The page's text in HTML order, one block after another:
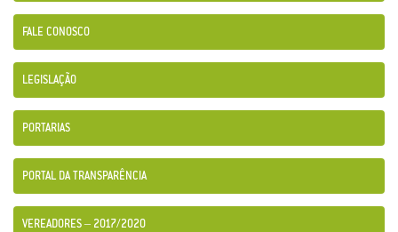
FALE CONOSCO
LEGISLAÇÃO
PORTARIAS
PORTAL DA TRANSPARÊNCIA
VEREADORES – 2017/2020